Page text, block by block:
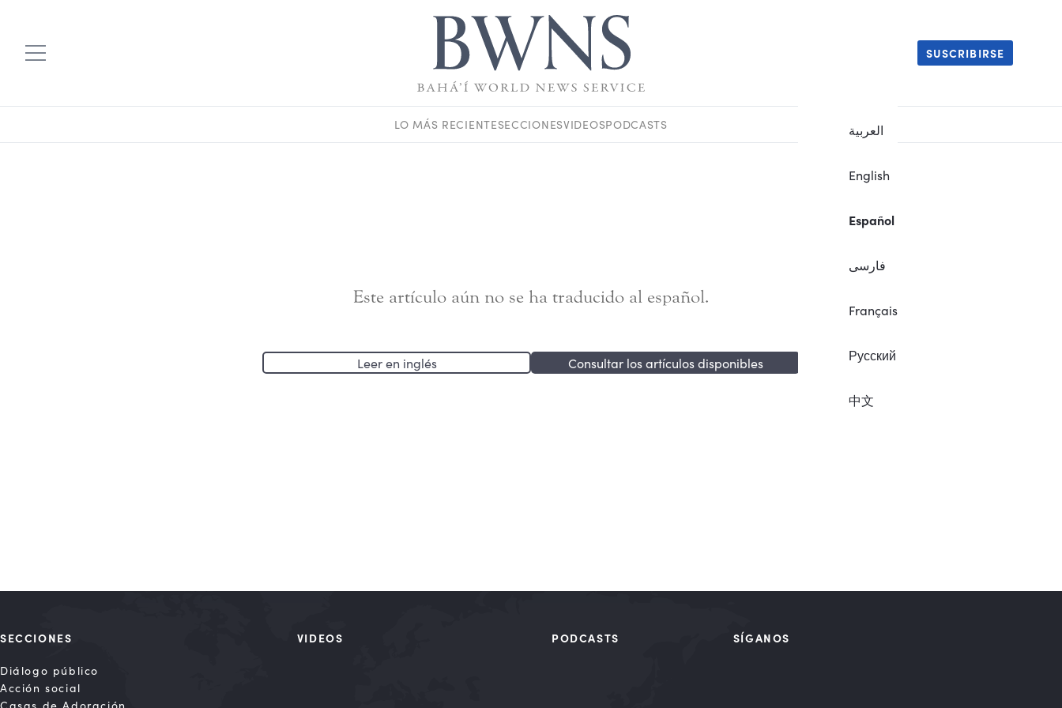
العربية
English
Español
فارسی
Français
Русский
中文
SUSCRIBIRSE
LO MÁS RECIENTESECCIONESVIDEOSPODCASTS
Este artículo aún no se ha traducido al español.
Leer en inglés Consultar los artículos disponibles
SECCIONES
Diálogo público
Acción social
Casas de Adoración
VIDEOS PODCASTS SÍGANOS